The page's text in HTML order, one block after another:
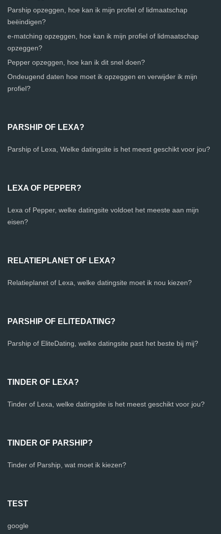
Parship opzeggen, hoe kan ik mijn profiel of lidmaatschap
beëindigen?
e-matching opzeggen, hoe kan ik mijn profiel of lidmaatschap
opzeggen?
Pepper opzeggen, hoe kan ik dit snel doen?
Ondeugend daten hoe moet ik opzeggen en verwijder ik mijn
profiel?
PARSHIP OF LEXA?
Parship of Lexa, Welke datingsite is het meest geschikt voor jou?
LEXA OF PEPPER?
Lexa of Pepper, welke datingsite voldoet het meeste aan mijn
eisen?
RELATIEPLANET OF LEXA?
Relatieplanet of Lexa, welke datingsite moet ik nou kiezen?
PARSHIP OF ELITEDATING?
Parship of EliteDating, welke datingsite past het beste bij mij?
TINDER OF LEXA?
Tinder of Lexa, welke datingsite is het meest geschikt voor jou?
TINDER OF PARSHIP?
Tinder of Parship, wat moet ik kiezen?
TEST
google